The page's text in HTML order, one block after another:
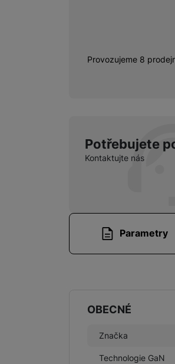
Provozujeme 8
Potřebujete
Kontaktujte nás
Parametry
OBECNÉ
Značka
Technologie GaN